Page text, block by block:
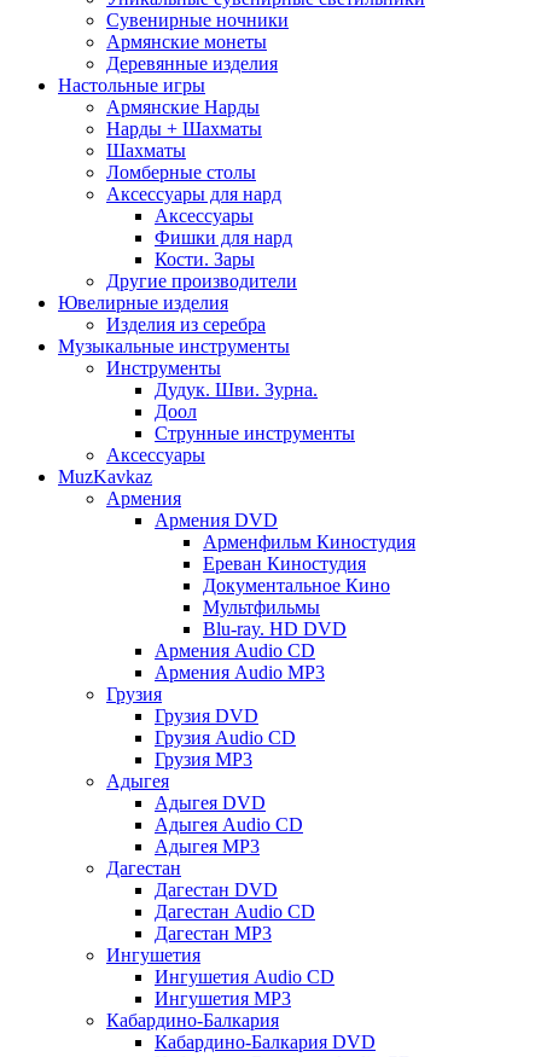
Сувенирные ночники
Армянские монеты
Деревянные изделия
Настольные игры
Армянские Нарды
Нарды + Шахматы
Шахматы
Ломберные столы
Аксессуары для нард
Аксессуары
Фишки для нард
Кости. Зары
Другие производители
Ювелирные изделия
Изделия из серебра
Музыкальные инструменты
Инструменты
Дудук. Шви. Зурна.
Доол
Струнные инструменты
Аксессуары
MuzKavkaz
Армения
Армения DVD
Арменфильм Киностудия
Ереван Киностудия
Документальное Кино
Мультфильмы
Blu-ray. HD DVD
Армения Audio CD
Армения Audio MP3
Грузия
Грузия DVD
Грузия Audio CD
Грузия MP3
Адыгея
Адыгея DVD
Адыгея Audio CD
Адыгея MP3
Дагестан
Дагестан DVD
Дагестан Audio CD
Дагестан MP3
Ингушетия
Ингушетия Audio CD
Ингушетия MP3
Кабардино-Балкария
Кабардино-Балкария DVD